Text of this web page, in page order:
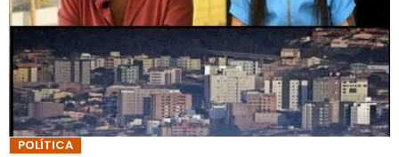
POLÍTICA